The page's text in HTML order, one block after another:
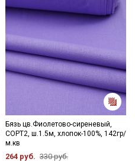
Бязь цв.Фиолетово-сиреневый,
СОРТ2, ш.1.5м, хлопок-100%, 142гр/
м.кв
264 руб. 330 руб.